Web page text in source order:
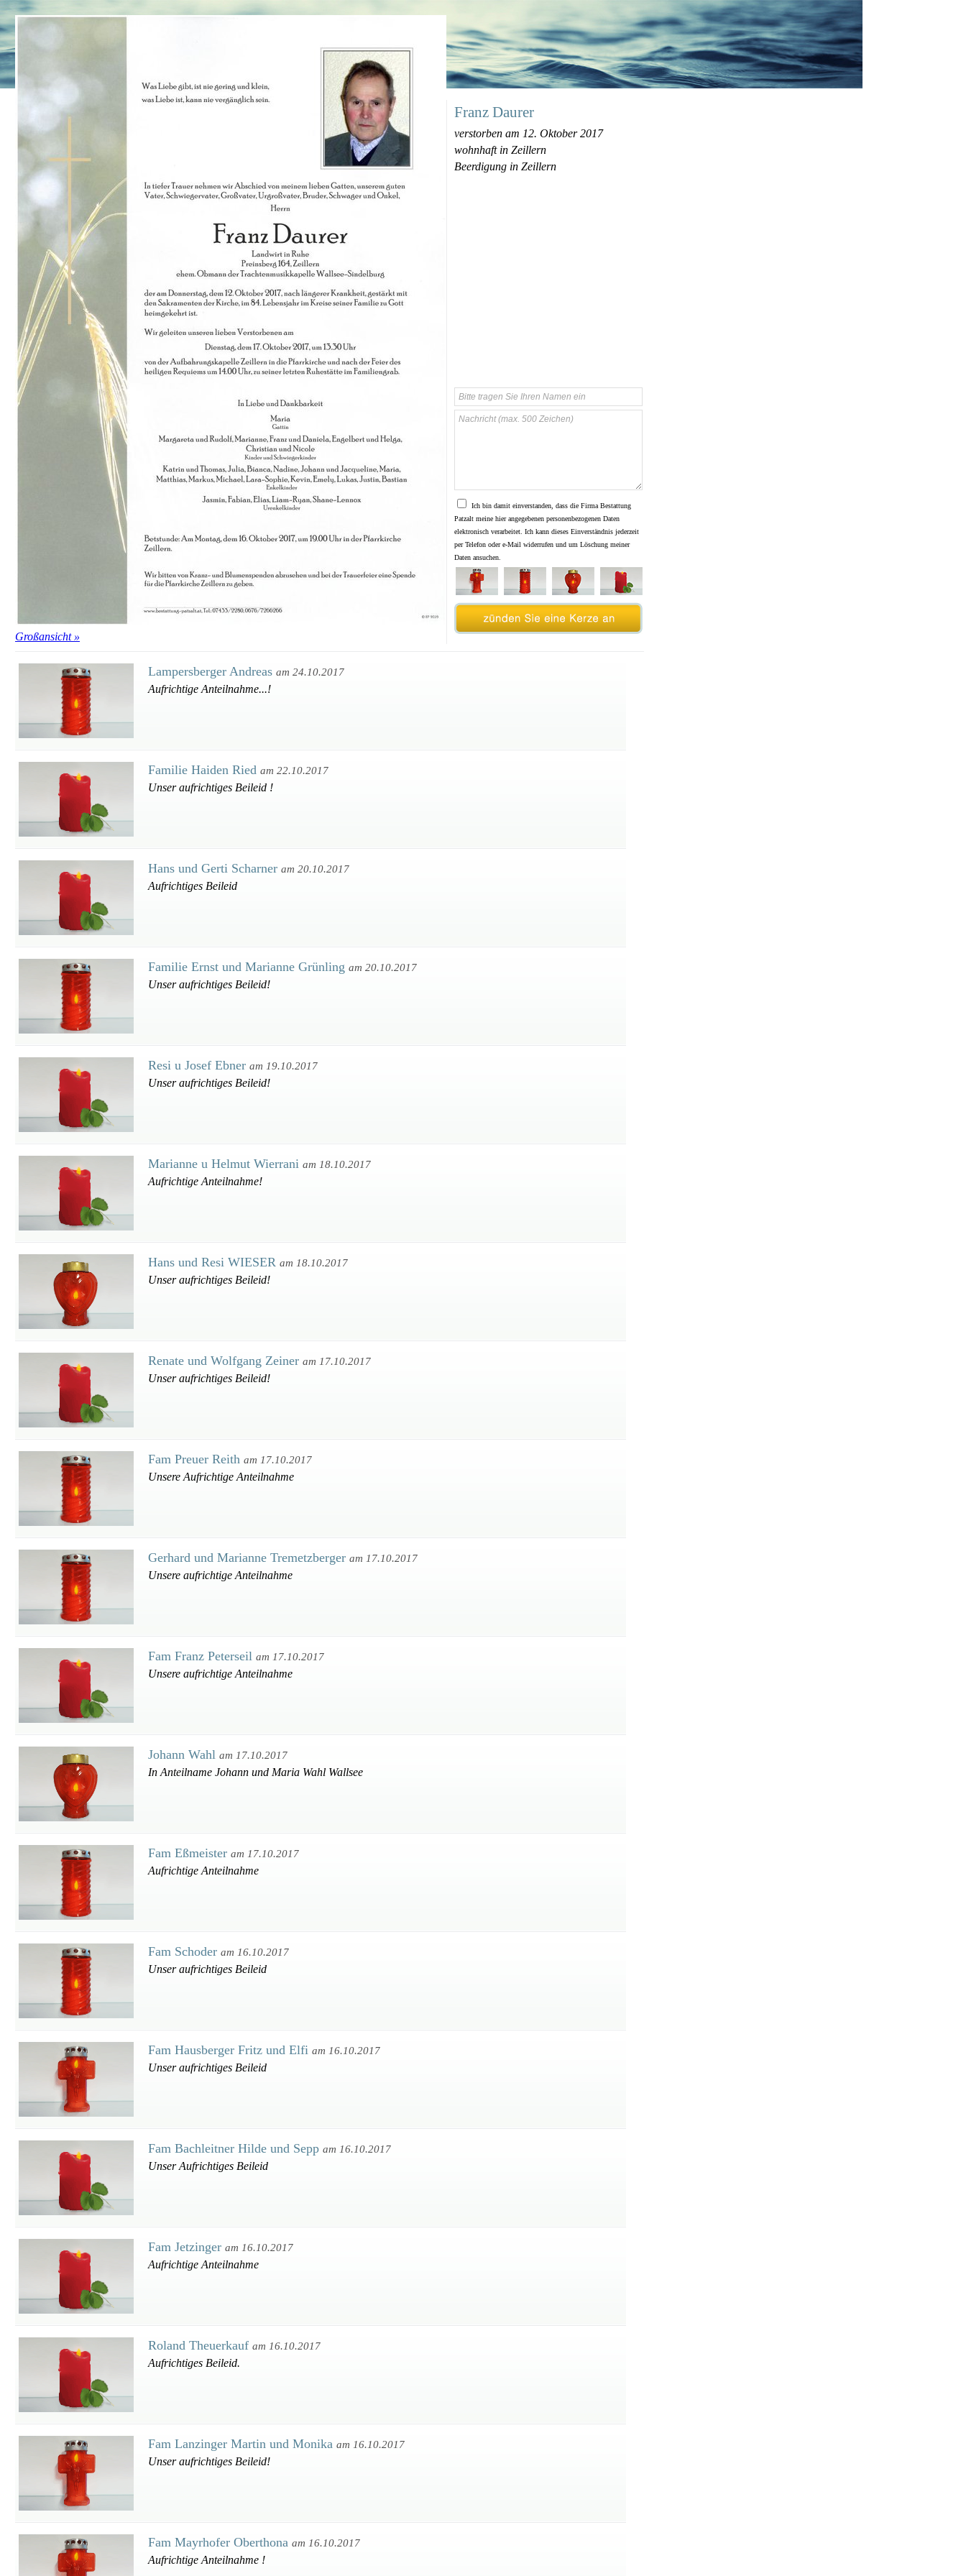
Großansicht »
Franz Daurer
verstorben am 12. Oktober 2017
wohnhaft in Zeillern
Beerdigung in Zeillern
Ich bin damit einverstanden, dass die Firma Bestattung
Patzalt meine hier angegebenen personenbezogenen Daten
elektronisch verarbeitet. Ich kann dieses Einverständnis jederzeit
per Telefon oder e-Mail widerrufen und um Löschung meiner
Daten ansuchen.
Lampersberger Andreas am 24.10.2017
Aufrichtige Anteilnahme...!
Familie Haiden Ried am 22.10.2017
Unser aufrichtiges Beileid !
Hans und Gerti Scharner am 20.10.2017
Aufrichtiges Beileid
Familie Ernst und Marianne Grünling am 20.10.2017
Unser aufrichtiges Beileid!
Resi u Josef Ebner am 19.10.2017
Unser aufrichtiges Beileid!
Marianne u Helmut Wierrani am 18.10.2017
Aufrichtige Anteilnahme!
Hans und Resi WIESER am 18.10.2017
Unser aufrichtiges Beileid!
Renate und Wolfgang Zeiner am 17.10.2017
Unser aufrichtiges Beileid!
Fam Preuer Reith am 17.10.2017
Unsere Aufrichtige Anteilnahme
Gerhard und Marianne Tremetzberger am 17.10.2017
Unsere aufrichtige Anteilnahme
Fam Franz Peterseil am 17.10.2017
Unsere aufrichtige Anteilnahme
Johann Wahl am 17.10.2017
In Anteilname Johann und Maria Wahl Wallsee
Fam Eßmeister am 17.10.2017
Aufrichtige Anteilnahme
Fam Schoder am 16.10.2017
Unser aufrichtiges Beileid
Fam Hausberger Fritz und Elfi am 16.10.2017
Unser aufrichtiges Beileid
Fam Bachleitner Hilde und Sepp am 16.10.2017
Unser Aufrichtiges Beileid
Fam Jetzinger am 16.10.2017
Aufrichtige Anteilnahme
Roland Theuerkauf am 16.10.2017
Aufrichtiges Beileid.
Fam Lanzinger Martin und Monika am 16.10.2017
Unser aufrichtiges Beileid!
Fam Mayrhofer Oberthona am 16.10.2017
Aufrichtige Anteilnahme !